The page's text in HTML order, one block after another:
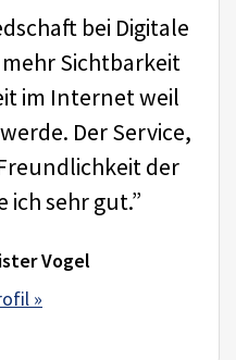
bei Digitale
Sichtbarkeit
im Internet weil
Der Service,
der
ich sehr gut.”
Vogel
»